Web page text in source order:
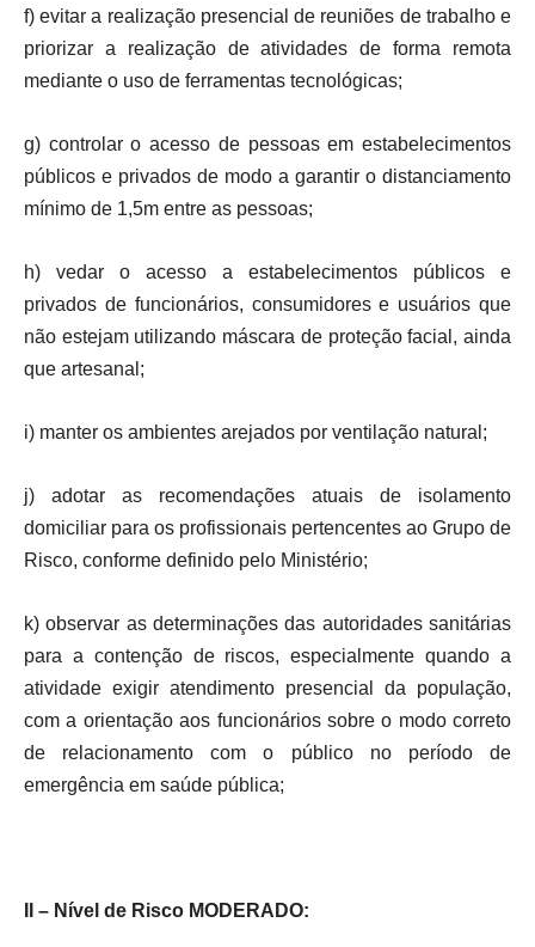
f) evitar a realização presencial de reuniões de trabalho e
priorizar a realização de atividades de forma remota
mediante o uso de ferramentas tecnológicas;
g) controlar o acesso de pessoas em estabelecimentos
públicos e privados de modo a garantir o distanciamento
mínimo de 1,5m entre as pessoas;
h) vedar o acesso a estabelecimentos públicos e
privados de funcionários, consumidores e usuários que
não estejam utilizando máscara de proteção facial, ainda
que artesanal;
i) manter os ambientes arejados por ventilação natural;
j) adotar as recomendações atuais de isolamento
domiciliar para os profissionais pertencentes ao Grupo de
Risco, conforme definido pelo Ministério;
k) observar as determinações das autoridades sanitárias
para a contenção de riscos, especialmente quando a
atividade exigir atendimento presencial da população,
com a orientação aos funcionários sobre o modo correto
de relacionamento com o público no período de
emergência em saúde pública;
II – Nível de Risco MODERADO: